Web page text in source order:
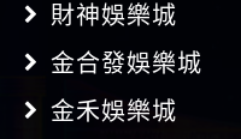
財神娛樂城
金合發娛樂城
金禾娛樂城